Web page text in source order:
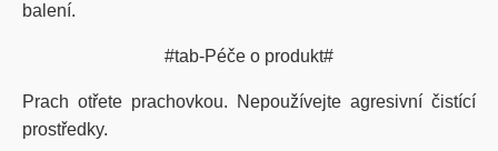
balení.
#tab-Péče o produkt#
Prach otřete prachovkou. Nepoužívejte agresivní čistící
prostředky.